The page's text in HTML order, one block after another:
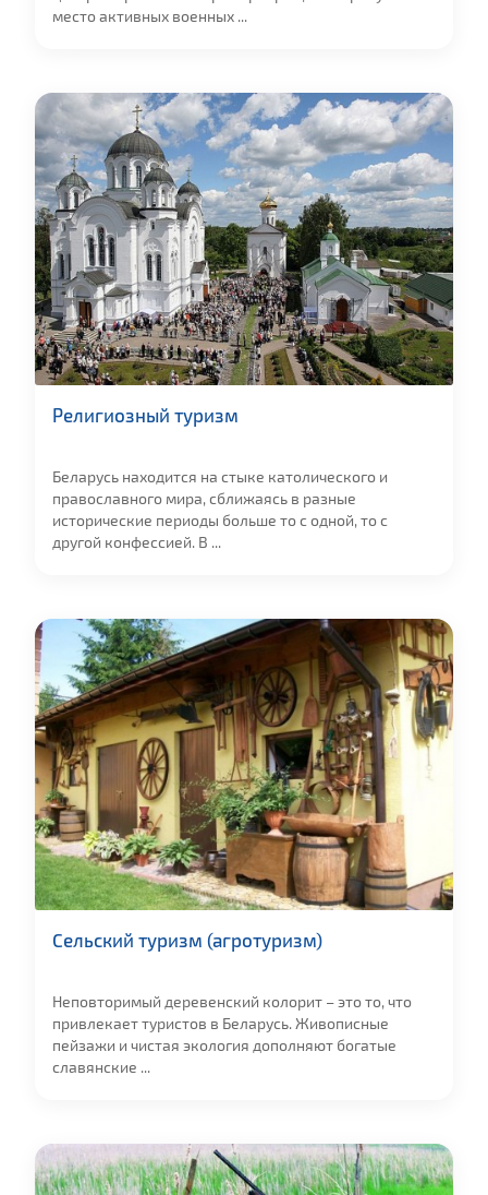
место активных военных ...
Религиозный туризм
Беларусь находится на стыке католического и
православного мира, сближаясь в разные
исторические периоды больше то с одной, то с
другой конфессией. В ...
Сельский туризм (агротуризм)
Неповторимый деревенский колорит – это то, что
привлекает туристов в Беларусь. Живописные
пейзажи и чистая экология дополняют богатые
славянские ...